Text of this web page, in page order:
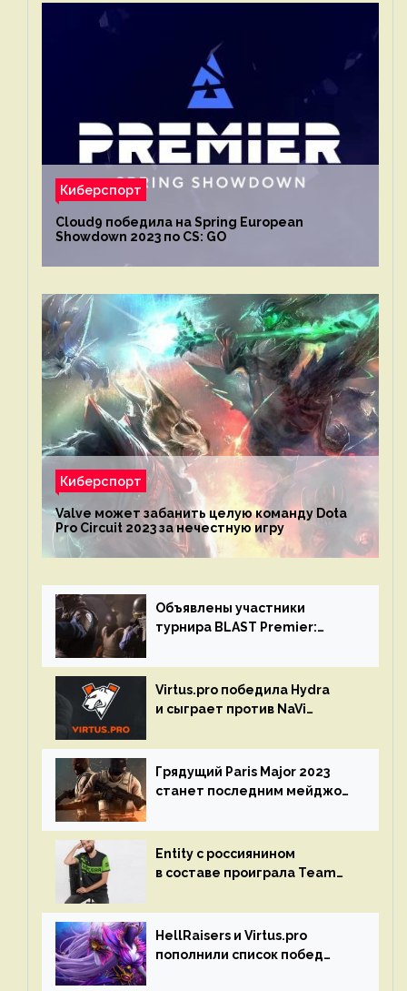
Киберспорт
Cloud9 победила на Spring European
Showdown 2023 по CS: GO
Киберспорт
Valve может забанить целую команду Dota
Pro Circuit 2023 за нечестную игру
Объявлены участники
турнира BLAST Premier:
Virtus.pro победила Hydra
и сыграет против NaVi
Грядущий Paris Major 2023
станет последним мейджор-
Entity с россиянином
в составе проиграла Team
HellRaisers и Virtus.pro
пополнили список побед